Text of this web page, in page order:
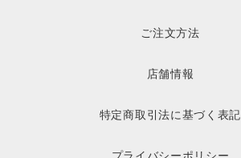
ご注文方法
店舗情報
特定商取引法に基づく表記